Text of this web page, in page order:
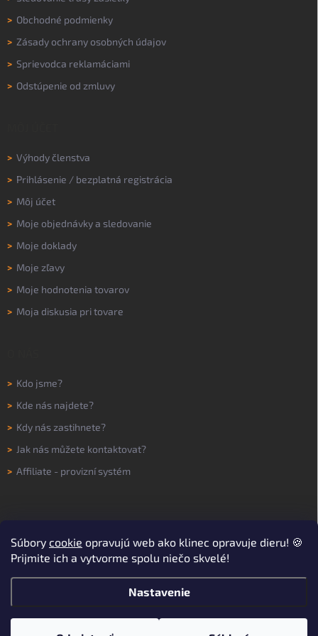
Súbory cookie opravujú web ako klinec opravuje dieru! 🍪
Prijmite ich a vytvorme spolu niečo skvelé!
Nastavenie
> Obchodné podmienky
> Zásady ochrany osobných údajov
> Sprievodca reklamáciami
> Odstúpenie od zmluvy
> Výhody členstva
> Prihlásenie / bezplatná registrácia
> Môj účet
> Moje objednávky a sledovanie
> Moje doklady
> Moje zľavy
> Moje hodnotenia tovarov
> Moja diskusia pri tovare
> Kdo jsme?
> Kde nás najdete?
> Kdy nás zastihnete?
> Jak nás můžete kontaktovat?
> Affiliate - provizní systém
Copyright 2026WORKNOW. Všetky práva vyhradené.Upraviť nastavenie